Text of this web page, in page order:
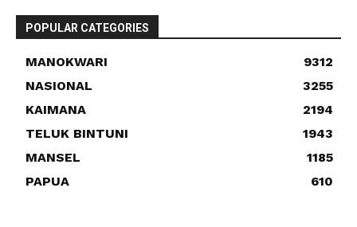
POPULAR CATEGORIES
MANOKWARI
9312
NASIONAL
3255
KAIMANA
2194
TELUK BINTUNI
1943
MANSEL
1185
PAPUA
610